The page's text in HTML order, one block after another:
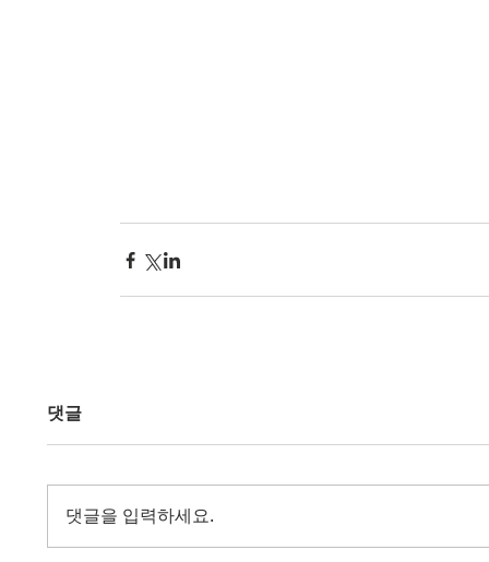
댓글
댓글을 입력하세요.